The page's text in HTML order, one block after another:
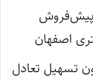
پیش‌فروش
اصفهان
تسهیل تعادل